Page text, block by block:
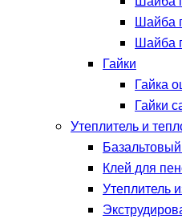
Шайба
Шайба
Гайки
Гайка
Гайки
Утеплитель и
Клей для
Утеплитель